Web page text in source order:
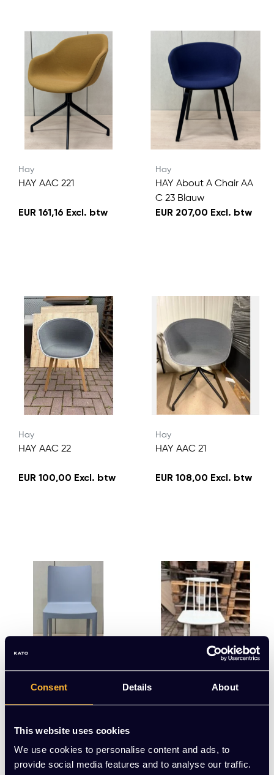
Consent Details About
This website uses cookies
We use cookies to personalise content and ads, to
provide social media features and to analyse our traffic.
Hay
HAY AAC 221
EUR 161,16 Excl. btw
Hay
HAY About A Chair AA
C 23 Blauw
EUR 207,00 Excl. btw
Hay
HAY AAC 22
EUR 100,00 Excl. btw
Hay
HAY AAC 21
EUR 108,00 Excl. btw
EUR 54,00 Excl. btw
EUR 96,00 Excl. btw